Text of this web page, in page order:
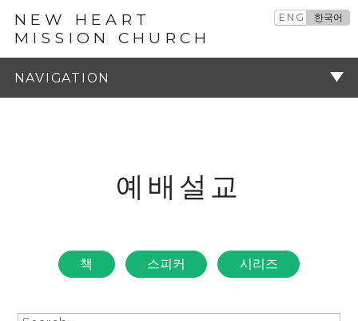
NEW HEART
MISSION CHURCH
ENG 한국어
예배설교
책 스피커 시리즈